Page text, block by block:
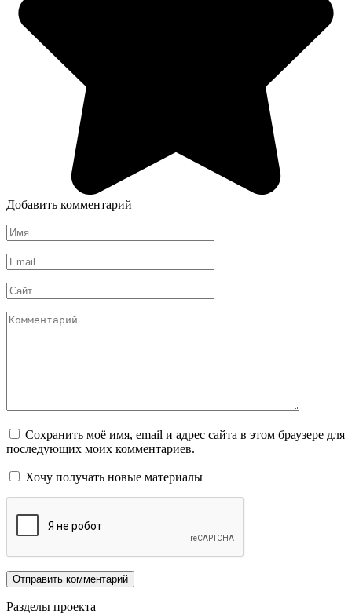
Добавить комментарий
Имя
*
Email
*
Сайт
Комментарий
Сохранить моё имя, email и адрес сайта в этом браузере для
последующих моих комментариев.
Хочу получать новые материалы
Разделы проекта